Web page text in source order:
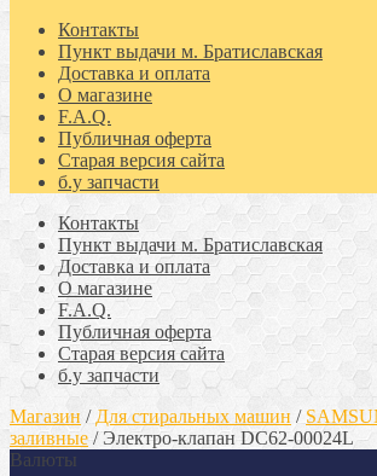
Контакты
Пункт выдачи м. Братиславская
Доставка и оплата
О магазине
F.A.Q.
Публичная оферта
Старая версия сайта
б.у запчасти
Контакты
Пункт выдачи м. Братиславская
Доставка и оплата
О магазине
F.A.Q.
Публичная оферта
Старая версия сайта
б.у запчасти
Магазин / Для стиральных машин /
заливные / Электро-клапан DC62-00024L
Валюты